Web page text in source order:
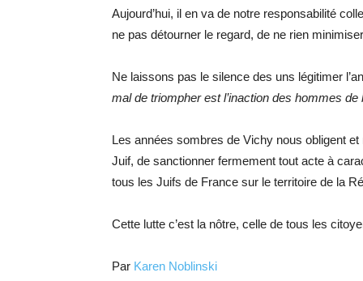
Aujourd’hui, il en va de notre responsabilité
ne pas détourner le regard, de ne rien
Ne laissons pas le silence des uns légitimer
mal de triompher est l’inaction des hommes de
Les années sombres de Vichy nous obligent
Juif, de sanctionner fermement tout acte à
tous les Juifs de France sur le territoire de la
Cette lutte c’est la nôtre, celle de tous les
Par Karen Noblinski